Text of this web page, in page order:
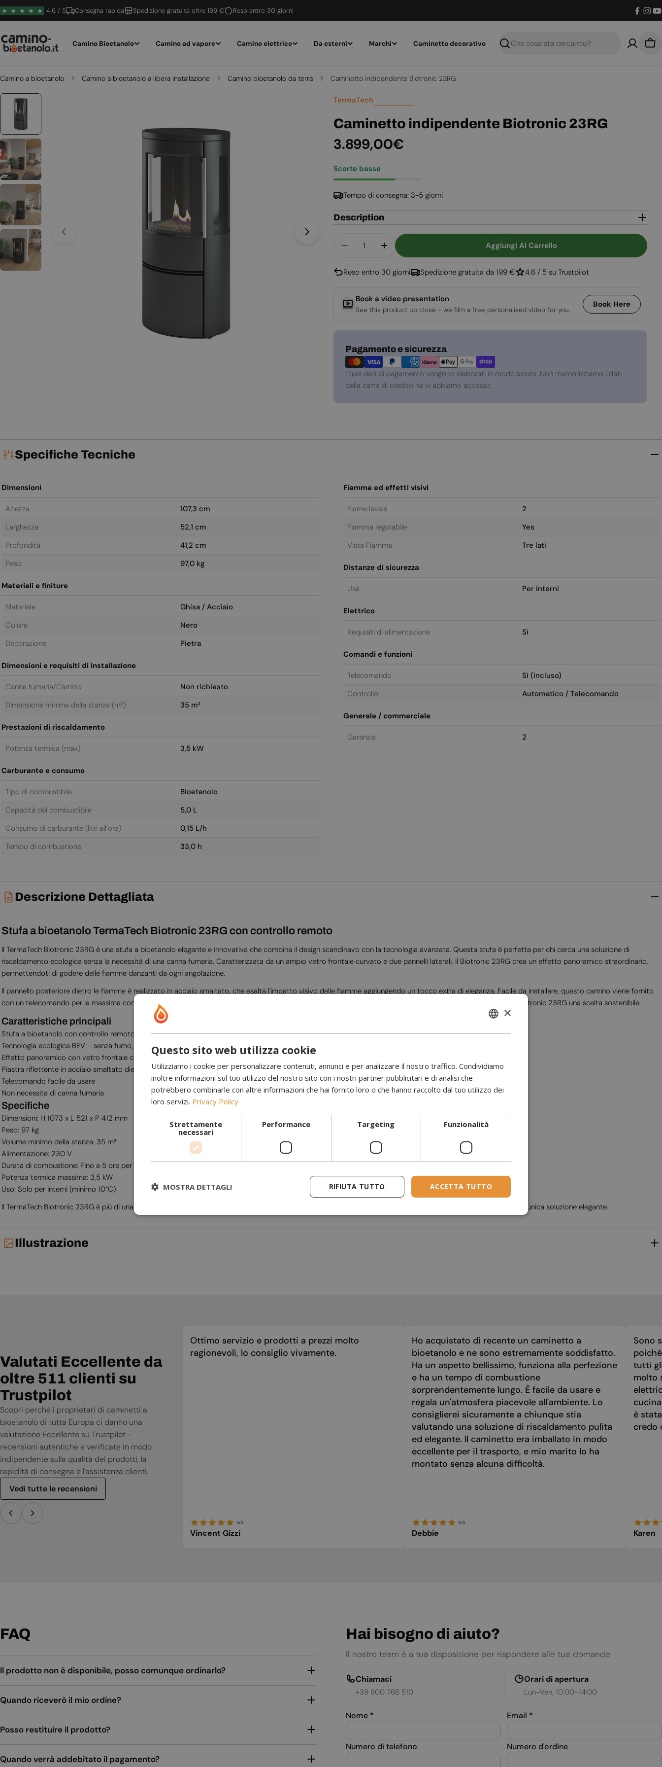
Vai
al
4.6 / 5 Consegna rapida Spedizione gratuita oltre 199 € Reso entro 30 giorni
Camino Bioetanolo Camino ad vapore Camino elettrico Da esterni Marchi Caminetto decorativo
Ricerca
Camino a bioetanolo Camino a bioetanolo a libera installazione Camino bioetanolo da terra Caminetto indipendente Biotronic 23RG
Apri supporto 0 in modalità modale Apri supporto 1 in modalità modale Apri supporto 2
TermaTech
Caminetto indipendente Biotronic 23RG
Prezzo
normale
3.899,00€
Scorte basse
Tempo di consegna: 3-5 giorni
Description
Diminuisci La Quantità Per Caminetto Indipendente Biotronic 23RG
Aumenta La Quantità Per Caminetto Indipendente Biotronic
Aggiungi Al Carrello
Reso entro 30 giorni Spedizione gratuita da 199 € 4.6 / 5 su Trustpilot
Book a video presentation
See this product up close - we film a free personalised video for you.
Book Here
Pagamento e sicurezza
Metodi
di
pagamento
I tuoi dati di pagamento vengono elaborati in modo sicuro. Non memorizziamo i dati
della carta di credito né vi abbiamo accesso.
Specifiche Tecniche
Dimensioni
Altezza
107,3 cm
Larghezza
52,1 cm
Profondità
41,2 cm
Peso
97,0 kg
Materiali e finiture
Materiale
Ghisa / Acciaio
Colore
Nero
Decorazione
Pietra
Dimensioni e requisiti di installazione
Canna fumaria/Camino
Non richiesto
Dimensione minima della stanza (m³)
35 m³
Prestazioni di riscaldamento
Potenza termica (max) 3,5 kW
Carburante e consumo
Tipo di combustibile
Bioetanolo
Capacità del combustibile
5,0 L
Consumo di carburante (litri all’ora)
0,15 L/h
Tempo di combustione
33,0 h
Fiamma ed effetti visivi
Flame levels
2
Fiamma regolabile
Yes
Vista Fiamma
Tre lati
Distanze di sicurezza
Usa Per interni
Elettrico
Requisiti di alimentazione Sì
Comandi e funzioni
Telecomando
Sì (incluso)
Controllo
Automatico / Telecomando
Generale / commerciale
Garanzia 2
Descrizione Dettagliata
Stufa a bioetanolo TermaTech Biotronic 23RG con controllo remoto
Il TermaTech Biotronic 23RG è una stufa a bioetanolo elegante e innovativa che combina il design scandinavo con la tecnologia avanzata. Questa stufa è perfetta per chi cerca una soluzione di
riscaldamento ecologica senza la necessità di una canna fumaria. Caratterizzata da un ampio vetro frontale curvato e due pannelli laterali, il Biotronic 23RG crea un effetto panoramico straordinario,
permettendoti di godere delle fiamme danzanti da ogni angolazione.
Il pannello posteriore dietro le fiamme è realizzato in acciaio smaltato, che esalta l'impatto visivo delle fiamme aggiungendo un tocco extra di eleganza. Facile da installare, questo camino viene fornito
con un telecomando per la massima comodità. La sua tecnologia brevettata BEV garantisce una combustione pulita senza fumo, cenere o odori, rendendo il Biotronic 23RG una scelta sostenibile.
Caratteristiche principali
Stufa a bioetanolo con controllo remoto e due livelli di fiamma
Tecnologia ecologica BEV – senza fumo, cenere o odori
Effetto panoramico con vetro frontale curvato e due ampi pannelli laterali
Piastra riflettente in acciaio smaltato dietro le fiamme
Telecomando facile da usare
Non necessita di canna fumaria
Specifiche
Dimensioni: H 1073 x L 521 x P 412 mm
Peso: 97 kg
Volume minimo della stanza: 35 m³
Alimentazione: 230 V
Durata di combustione: Fino a 5 ore per litro di bioetanolo
Potenza termica massima: 3,5 kW
Uso: Solo per interni (minimo 10°C)
Il TermaTech Biotronic 23RG è più di una semplice stufa a bioetanolo: è un aggiornamento moderno per la tua casa, che unisce comfort, stile e sostenibilità in un'unica soluzione elegante.
Illustrazione
Valutati Eccellente da
oltre 511 clienti su
Trustpilot
Scopri perché i proprietari di caminetti a
bioetanolo di tutta Europa ci danno una
valutazione Eccellente su Trustpilot -
recensioni autentiche e verificate in modo
indipendente sulla qualità dei prodotti, la
rapidità di consegna e l'assistenza clienti.
Vedi tutte le recensioni
Ottimo servizio e prodotti a prezzi molto
ragionevoli, lo consiglio vivamente.
5/5
Vincent Gizzi
Ho acquistato di recente un caminetto a
bioetanolo e ne sono estremamente soddisfatto.
Ha un aspetto bellissimo, funziona alla perfezione
e ha un tempo di combustione
sorprendentemente lungo. È facile da usare e
regala un'atmosfera piacevole all'ambiente. Lo
consiglierei sicuramente a chiunque stia
valutando una soluzione di riscaldamento pulita
ed elegante. Il caminetto era imballato in modo
eccellente per il trasporto, e mio marito lo ha
montato senza alcuna difficoltà.
5/5
Debbie
Sono
tutti
molto
è
credo
Karen
FAQ
Il prodotto non è disponibile, posso comunque ordinarlo?
Quando riceverò il mio ordine?
Posso restituire il prodotto?
Quando verrà addebitato il pagamento?
Hai bisogno di aiuto?
Il nostro team è a tua disposizione per rispondere alle tue domande
Chiamaci
+39 800 768 510
Orari di apertura
Lun–Ven, 10:00–14:00
Nome * Email *
Numero di telefono Numero d'ordine
CZECH
DUTCH
FRENCH
ICELANDIC
NORWEGIAN
PORTUGUESE
ROMANIAN
SERBIAN
SLOVAK
SLOVENIAN
×
Questo sito web utilizza cookie
Utilizziamo i cookie per personalizzare contenuti, annunci e per analizzare il nostro traffico. Condividiamo
inoltre informazioni sul tuo utilizzo del nostro sito con i nostri partner pubblicitari e di analisi che
potrebbero combinarle con altre informazioni che hai fornito loro o che hanno raccolto dal tuo utilizzo dei
loro servizi. Privacy Policy
Strettamente
necessari
Performance Targeting Funzionalità
ACCETTA TUTTO
RIFIUTA TUTTO
MOSTRA DETTAGLI